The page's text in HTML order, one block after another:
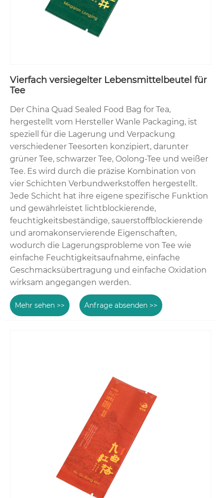
Vierfach versiegelter Lebensmittelbeutel für
Tee
Der China Quad Sealed Food Bag for Tea,
hergestellt vom Hersteller Wanle Packaging, ist
speziell für die Lagerung und Verpackung
verschiedener Teesorten konzipiert, darunter
grüner Tee, schwarzer Tee, Oolong-Tee und weißer
Tee. Es wird durch die präzise Kombination von
vier Schichten Verbundwerkstoffen hergestellt.
Jede Schicht hat ihre eigene spezifische Funktion
und gewährleistet lichtblockierende,
feuchtigkeitsbeständige, sauerstoffblockierende
und aromakonservierende Eigenschaften,
wodurch die Lagerungsprobleme von Tee wie
einfache Feuchtigkeitsaufnahme, einfache
Geschmacksübertragung und einfache Oxidation
wirksam angegangen werden.
Mehr sehen >> Anfrage absenden >>